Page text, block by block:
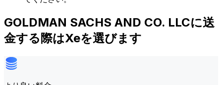
GOLDMAN SACHS AND CO. LLCに送
金する際はXeを選びます